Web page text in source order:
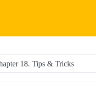
18. Tips & Tricks